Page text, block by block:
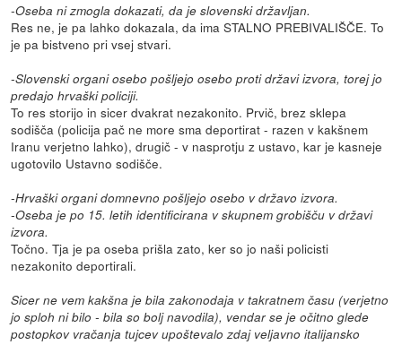
-Oseba ni zmogla dokazati, da je slovenski državljan.
Res ne, je pa lahko dokazala, da ima STALNO PREBIVALIŠČE. To
je pa bistveno pri vsej stvari.
-Slovenski organi osebo pošljejo osebo proti državi izvora, torej jo
predajo hrvaški policiji.
To res storijo in sicer dvakrat nezakonito. Prvič, brez sklepa
sodišča (policija pač ne more sma deportirat - razen v kakšnem
Iranu verjetno lahko), drugič - v nasprotju z ustavo, kar je kasneje
ugotovilo Ustavno sodišče.
-Hrvaški organi domnevno pošljejo osebo v državo izvora.
-Oseba je po 15. letih identificirana v skupnem grobišču v državi
izvora.
Točno. Tja je pa oseba prišla zato, ker so jo naši policisti
nezakonito deportirali.
Sicer ne vem kakšna je bila zakonodaja v takratnem času (verjetno
jo sploh ni bilo - bila so bolj navodila), vendar se je očitno glede
postopkov vračanja tujcev upoštevalo zdaj veljavno italijansko